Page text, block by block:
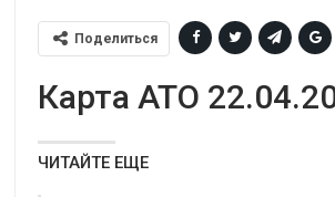
Поделиться
Карта АТО
ЧИТАЙТЕ ЕЩЕ